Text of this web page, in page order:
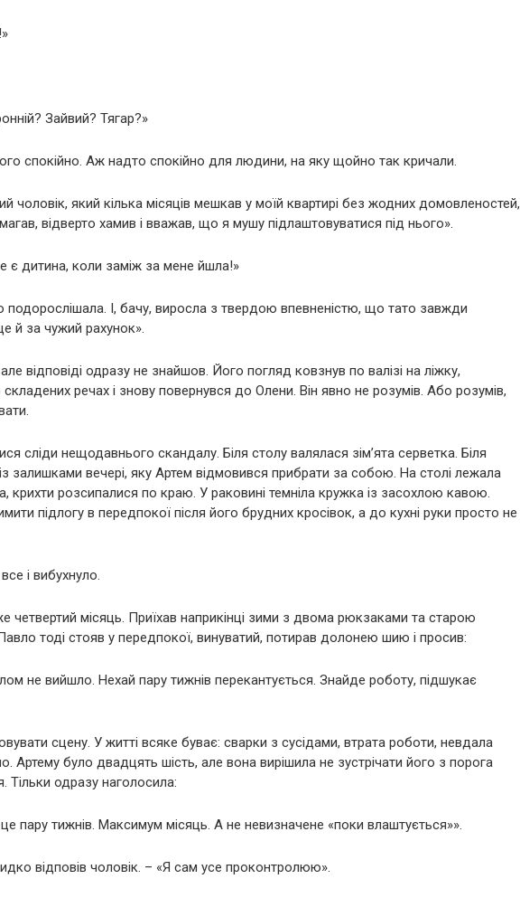
Зайвий? Тягар?»
спокійно. Аж надто спокійно для людини, на яку щойно так кричали.
чоловік, який кілька місяців мешкав у моїй квартирі без жодних домовленостей,
відверто хамив і вважав, що я мушу підлаштовуватися під нього».
є дитина, коли заміж за мене йшла!»
подорослішала. І, бачу, виросла з твердою впевненістю, що тато завжди
й за чужий рахунок».
відповіді одразу не знайшов. Його погляд ковзнув по валізі на ліжку,
речах і знову повернувся до Олени. Він явно не розумів. Або розумів,
сліди нещодавнього скандалу. Біля столу валялася зім’ята серветка. Біля
залишками вечері, яку Артем відмовився прибрати за собою. На столі лежала
крихти розсипалися по краю. У раковині темніла кружка із засохлою кавою.
підлогу в передпокої після його брудних кросівок, а до кухні руки просто не
і вибухнуло.
четвертий місяць. Приїхав наприкінці зими з двома рюкзаками та старою
тоді стояв у передпокої, винуватий, потирав долонею шию і просив:
не вийшло. Нехай пару тижнів перекантується. Знайде роботу, підшукає
сцену. У житті всяке буває: сварки з сусідами, втрата роботи, невдала
Артему було двадцять шість, але вона вирішила не зустрічати його з порога
Тільки одразу наголосила:
пару тижнів. Максимум місяць. А не невизначене «поки влаштується»».
відповів чоловік. – «Я сам усе проконтролюю».